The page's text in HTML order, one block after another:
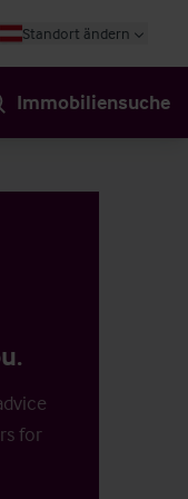
Standort ändern
Immobiliensuche
for